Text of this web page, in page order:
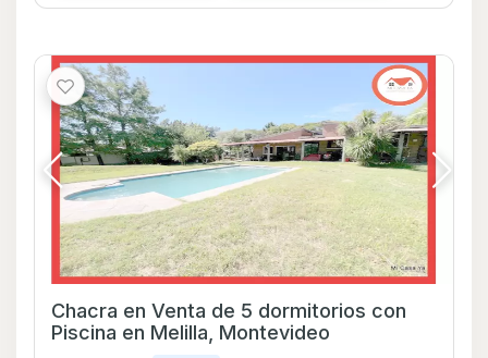
Chacra en Venta de 5 dormitorios con
Piscina en Melilla, Montevideo